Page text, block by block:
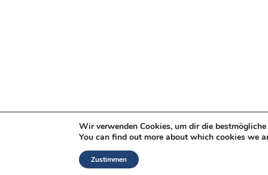
Wir verwenden Cookies, um dir die
You can find out more about which cookies we
Zustimmen